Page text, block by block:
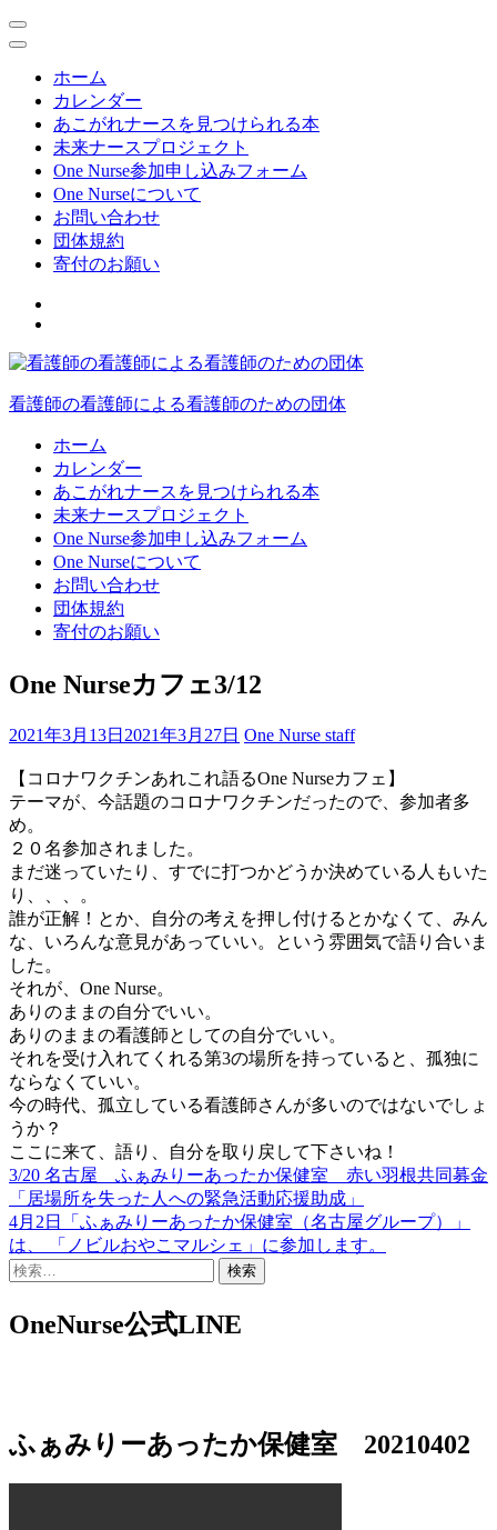
ホーム
カレンダー
あこがれナースを見つけられる本
未来ナースプロジェクト
One Nurse参加申し込みフォーム
One Nurseについて
お問い合わせ
団体規約
寄付のお願い
テ
ン
ツ
(Enter
看護師の看護師による看護師のための団体
ホーム
カレンダー
あこがれナースを見つけられる本
未来ナースプロジェクト
One Nurse参加申し込みフォーム
One Nurseについて
お問い合わせ
団体規約
寄付のお願い
One Nurseカフェ3/12
2021年3月13日 2021年3月27日 One Nurse staff
【コロナワクチンあれこれ語るOne Nurseカフェ】
テーマが、今話題のコロナワクチンだったので、参加者多
め。
２０名参加されました。
まだ迷っていたり、すでに打つかどうか決めている人もいた
り、、、。
誰が正解！とか、自分の考えを押し付けるとかなくて、みん
な、いろんな意見があっていい。という雰囲気で語り合いま
した。
それが、One Nurse。
ありのままの自分でいい。
ありのままの看護師としての自分でいい。
それを受け入れてくれる第3の場所を持っていると、孤独に
ならなくていい。
今の時代、孤立している看護師さんが多いのではないでしょ
うか？
ここに来て、語り、自分を取り戻して下さいね！
投
稿
ナ
ビ
ゲ
ョ
ン
3/20 名古屋 ふぁみりーあったか保健室 赤い羽根共同募金
「居場所を失った人への緊急活動応援助成」
4月2日「ふぁみりーあったか保健室（名古屋グループ）」
は、 「ノビルおやこマルシェ」に参加します。
検
OneNurse公式LINE
ふぁみりーあったか保健室 20210402